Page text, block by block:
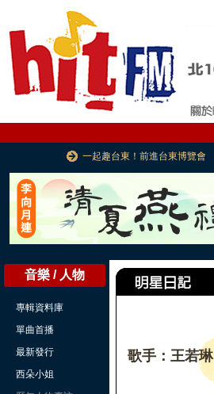
一起趣台東！前進台東博覽會
音樂 / 人物
專輯資料庫
單曲首播
最新發行
西朵小姐
歌手：王若琳